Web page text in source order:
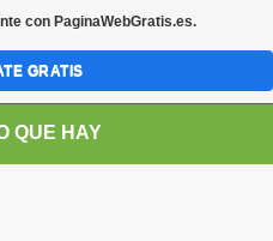
QUE HAY
con PaginaWebGratis.es.
GRATIS